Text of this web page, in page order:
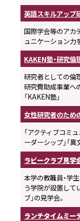
英語スキルアップ
国際学会等のアカ
ュニケーション力
KAKEN塾・研究倫
研究者としての倫
研究費助成事業へ
「KAKEN塾」
女性研究者のため
「アクティブコミ
ーダーシップ」「
ラビークラブ見学
本学の教職員・学
う学院が設置して
ブ」の見学会。
ランチタイムミー